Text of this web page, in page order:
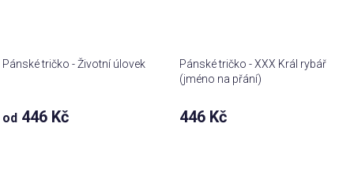
Pánské tričko - Životní úlovek
od 446 Kč
Pánské tričko - XXX Král rybář
(jméno na přání)
446 Kč